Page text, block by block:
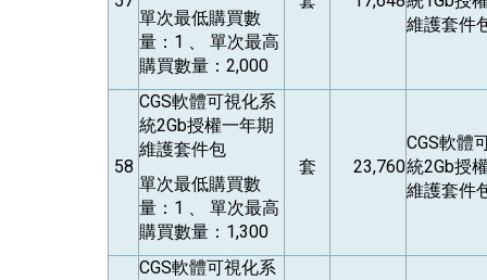
單次最低購買數
量：1 、 單次最高
購買數量：2,000
維護套件
58
CGS軟體可視化系
統2Gb授權一年期
維護套件包
單次最低購買數
量：1 、 單次最高
購買數量：1,300
套 23,760
CGS軟體
統2Gb授
維護套件
CGS軟體可視化系